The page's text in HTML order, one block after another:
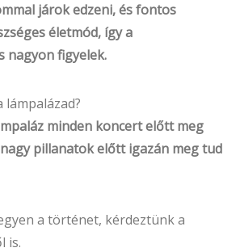
járok edzeni, és fontos
életmód, így a
nagyon figyelek.
minden koncert előtt meg
pillanatok előtt igazán meg tud
a történet, kérdeztünk a
is.